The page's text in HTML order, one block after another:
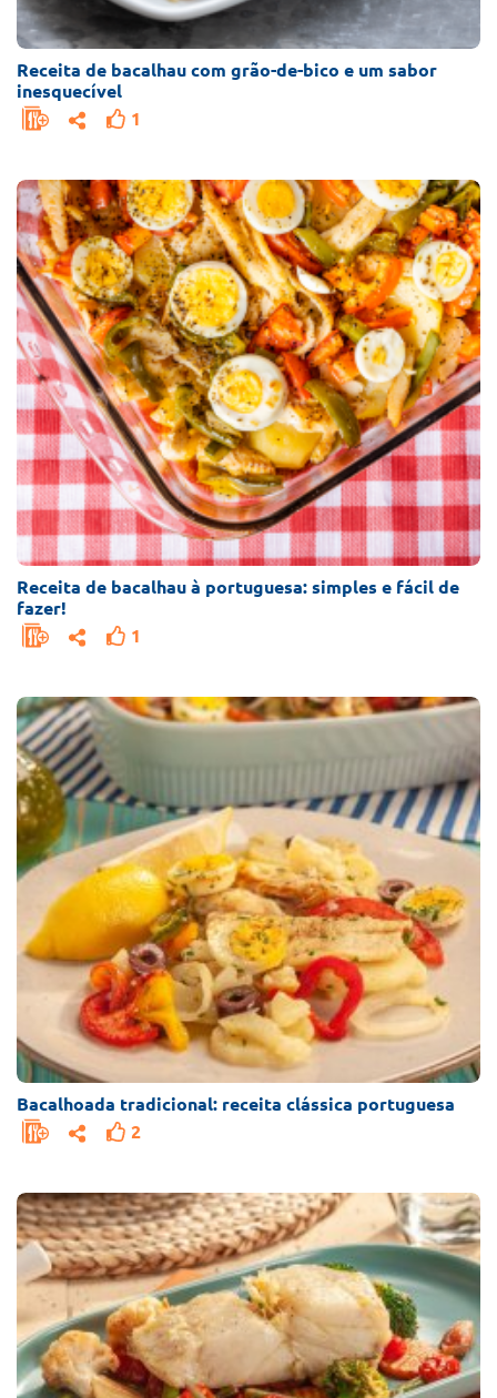
Receita de bacalhau com grão-de-bico e um sabor
inesquecível
1
Receita de bacalhau à portuguesa: simples e fácil de
fazer!
1
Bacalhoada tradicional: receita clássica portuguesa
2